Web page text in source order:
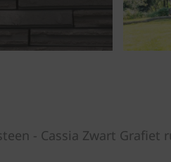
- Cassia Zwart